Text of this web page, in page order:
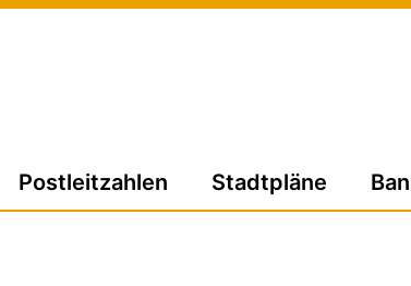
Postleitzahlen Stadtpläne